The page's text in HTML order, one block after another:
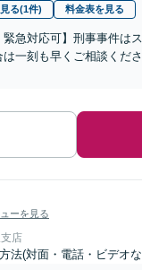
る(1件) 料金表を見る
緊急対応可】刑事事件
一刻も早くご相談くだ
ーを見る
店
法(対面・電話・ビデオ